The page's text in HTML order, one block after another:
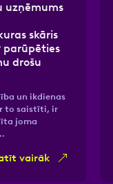
uzņēmums
skāris
parūpēties
drošu
un ikdienas
to saistīti, ir
joma
vairāk